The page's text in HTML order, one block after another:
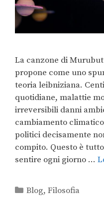
La canzone di
propone come uno
teoria leibniziana.
quotidiane, malattie
irreversibili danni
cambiamento
politici decisamente
compito. Questo è
sentire ogni giorno …
Blog,Filosofia